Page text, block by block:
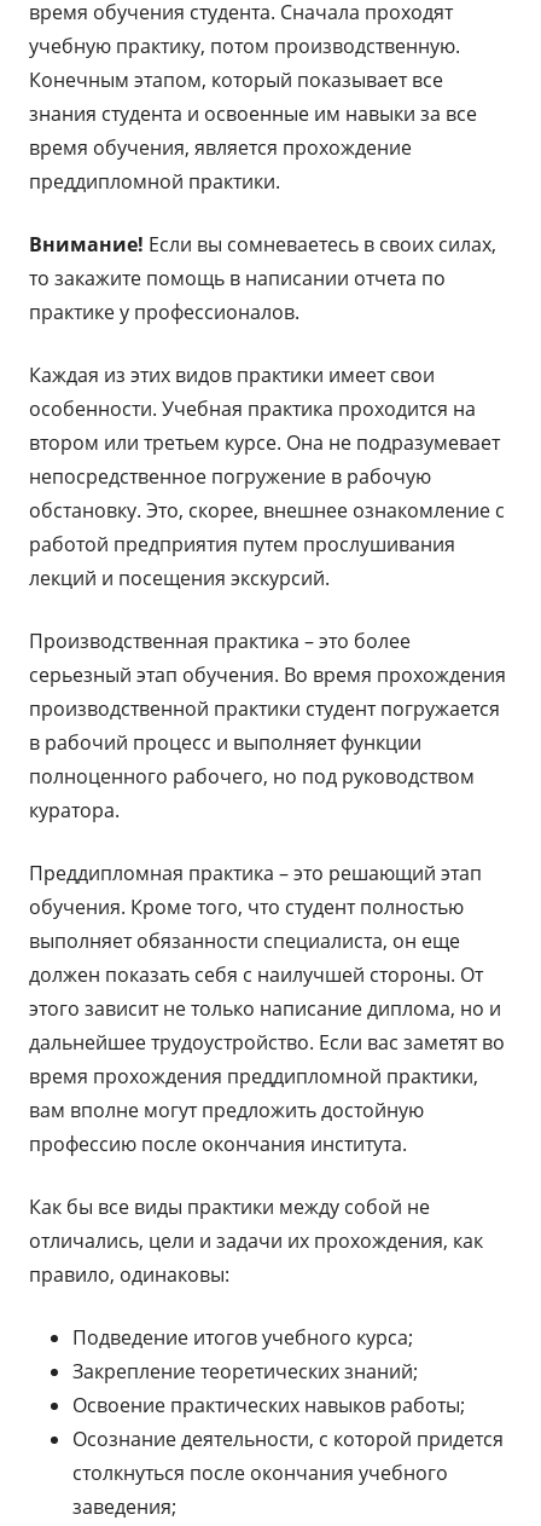
время обучения студента. Сначала проходят
учебную практику, потом производственную.
Конечным этапом, который показывает все
знания студента и освоенные им навыки за все
время обучения, является прохождение
преддипломной практики.
Внимание! Если вы сомневаетесь в своих силах,
то закажите помощь в написании отчета по
практике у профессионалов.
Каждая из этих видов практики имеет свои
особенности. Учебная практика проходится на
втором или третьем курсе. Она не подразумевает
непосредственное погружение в рабочую
обстановку. Это, скорее, внешнее ознакомление с
работой предприятия путем прослушивания
лекций и посещения экскурсий.
Производственная практика – это более
серьезный этап обучения. Во время прохождения
производственной практики студент погружается
в рабочий процесс и выполняет функции
полноценного рабочего, но под руководством
куратора.
Преддипломная практика – это решающий этап
обучения. Кроме того, что студент полностью
выполняет обязанности специалиста, он еще
должен показать себя с наилучшей стороны. От
этого зависит не только написание диплома, но и
дальнейшее трудоустройство. Если вас заметят во
время прохождения преддипломной практики,
вам вполне могут предложить достойную
профессию после окончания института.
Как бы все виды практики между собой не
отличались, цели и задачи их прохождения, как
правило, одинаковы:
Подведение итогов учебного курса;
Закрепление теоретических знаний;
Освоение практических навыков работы;
Осознание деятельности, с которой придется
столкнуться после окончания учебного
заведения;